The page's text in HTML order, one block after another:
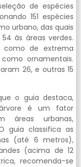
de espécies
151 espécies
urbano, das quais
às áreas verdes.
como de extrema
ornamentais.
26, e outras 15
o guia destaca,
é um fator
áreas urbanas,
guia classifica as
(até 6 metros),
(acima de 12
recomenda-se